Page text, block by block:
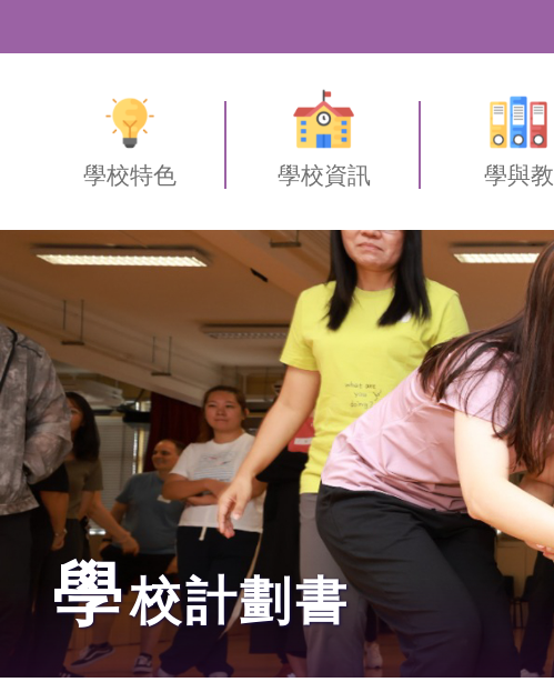
學校特色 學校資訊 學與教
學校計劃書